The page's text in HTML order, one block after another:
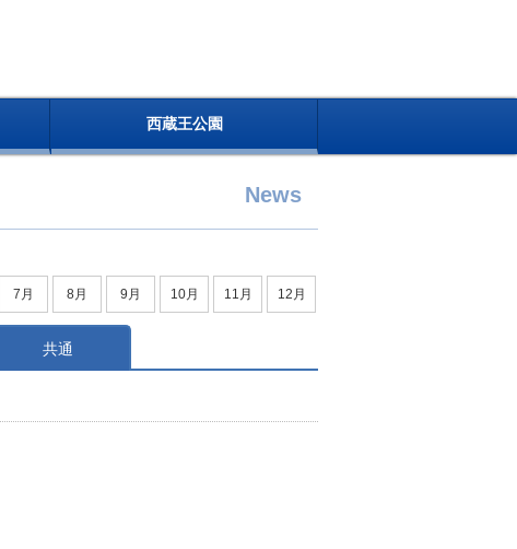
西蔵王公園
News
7月 8月 9月 10月 11月 12月
共通